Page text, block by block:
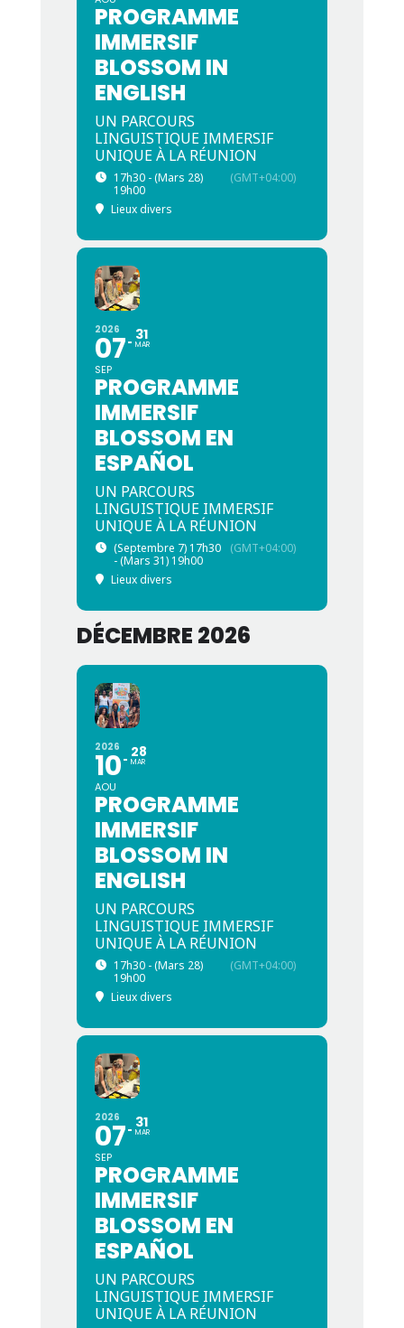
PROGRAMME
IMMERSIF
BLOSSOM IN
ENGLISH
UN PARCOURS
LINGUISTIQUE IMMERSIF
UNIQUE À LA RÉUNION
17h30 - (Mars 28)
19h00
(GMT+04:00)
Lieux divers
2026
07
SEP
31
MAR
PROGRAMME
IMMERSIF
BLOSSOM EN
ESPAÑOL
UN PARCOURS
LINGUISTIQUE IMMERSIF
UNIQUE À LA RÉUNION
(Septembre 7) 17h30
- (Mars 31) 19h00
(GMT+04:00)
Lieux divers
DÉCEMBRE 2026
2026
10
AOU
28
MAR
PROGRAMME
IMMERSIF
BLOSSOM IN
ENGLISH
UN PARCOURS
LINGUISTIQUE IMMERSIF
UNIQUE À LA RÉUNION
17h30 - (Mars 28)
19h00
(GMT+04:00)
Lieux divers
2026
07
SEP
31
MAR
PROGRAMME
IMMERSIF
BLOSSOM EN
ESPAÑOL
UN PARCOURS
LINGUISTIQUE IMMERSIF
UNIQUE À LA RÉUNION